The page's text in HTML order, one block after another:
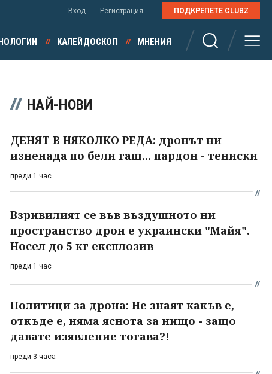
Вход Регистрация ПОДКРЕПЕТЕ CLUBZ
КАЛЕЙДОСКОП МНЕНИЯ
НАЙ-НОВИ
ДЕНЯТ В НЯКОЛКО РЕДА: дронът ни
изненада по бели гащ... пардон - тениски
преди 1 час
Взривилият се във въздушното ни
пространство дрон е украински "Майя".
Носел до 5 кг експлозив
преди 1 час
Политици за дрона: Не знаят какъв е,
откъде е, няма яснота за нищо - защо
давате изявление тогава?!
преди 3 часа